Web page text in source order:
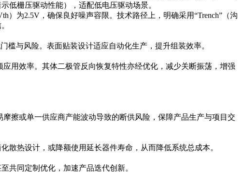
低栅压驱动性能），适配低电压驱动场景。
为2.5V，确保良好噪声容限。技术路径上，明确采用“Trench”（沟
槛与风险。表面贴装设计适应自动化生产，提升组装效率。
用效率。其体二极管反向恢复特性亦经优化，减少关断振荡，增强
擦或单一供应商产能波动导致的断供风险，保障产品生产与项目交
散热设计，或降额使用延长器件寿命，从而降低系统总成本。
共同定制优化，加速产品迭代创新。